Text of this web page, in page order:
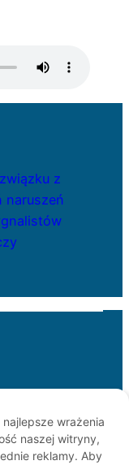
z
naruszeń
wrażenia
naszej witryny,
reklamy. Aby